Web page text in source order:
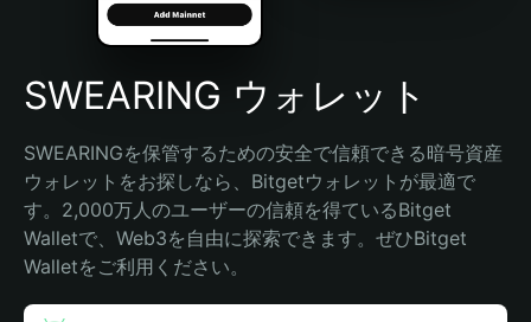
Español (Argentina)
SWEARING ウォレット
SWEARINGを保管するための安全で信頼できる暗号資産
ウォレットをお探しなら、Bitgetウォレットが最適で
す。2,000万人のユーザーの信頼を得ているBitget
Walletで、Web3を自由に探索できます。ぜひBitget
Walletをご利用ください。